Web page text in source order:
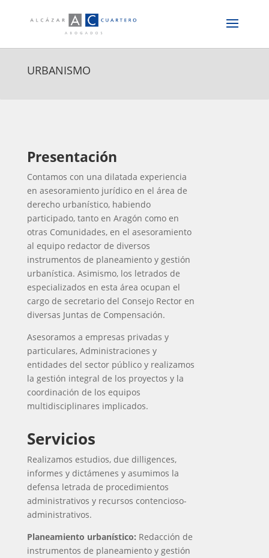
URBANISMO
Presentación
Contamos con una dilatada experiencia
en asesoramiento jurídico en el área de
derecho urbanístico, habiendo
participado, tanto en Aragón como en
otras Comunidades, en el asesoramiento
al equipo redactor de diversos
instrumentos de planeamiento y gestión
urbanística. Asimismo, los letrados de
especializados en esta área ocupan el
cargo de secretario del Consejo Rector en
diversas Juntas de Compensación.
Asesoramos a empresas privadas y
particulares, Administraciones y
entidades del sector público y realizamos
la gestión integral de los proyectos y la
coordinación de los equipos
multidisciplinares implicados.
Servicios
Realizamos estudios, due dilligences,
informes y dictámenes y asumimos la
defensa letrada de procedimientos
administrativos y recursos contencioso-
administrativos.
Planeamiento urbanístico: Redacción de
instrumentos de planeamiento y gestión